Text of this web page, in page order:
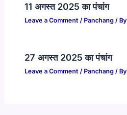
11 अगस्त 2025 का पंचांग
Leave a Comment / Panchang/ By
27 अगस्त 2025 का पंचांग
Leave a Comment / Panchang/ By